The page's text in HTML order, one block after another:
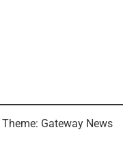
Theme: Gateway News